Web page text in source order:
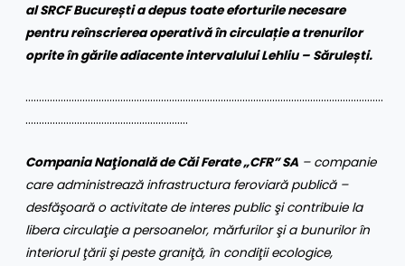
al SRCF București a depus toate eforturile necesare
pentru reînscrierea operativă în circulație a trenurilor
oprite în gările adiacente intervalului Lehliu – Sărulești.
……………………………………………………………………………………………………………………
……………………………………………………
Compania Naţională de Căi Ferate „CFR” SA – companie
care administrează infrastructura feroviară publică –
desfăşoară o activitate de interes public şi contribuie la
libera circulaţie a persoanelor, mărfurilor şi a bunurilor în
interiorul ţării şi peste graniţă, în condiţii ecologice,